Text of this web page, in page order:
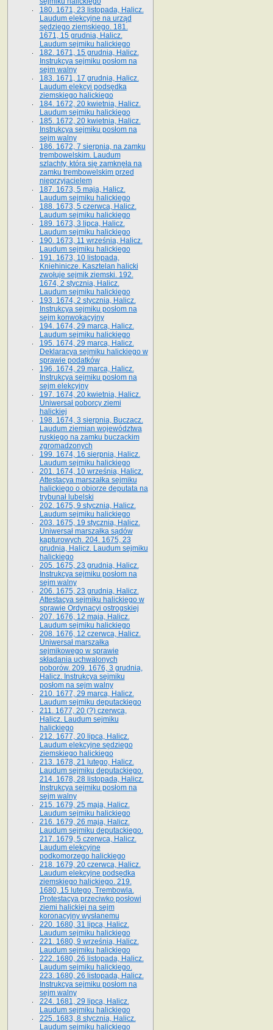
180. 1671, 23 listopada, Halicz.
Laudum elekcyjne na urząd
sędziego ziemskiego. 181.
1671, 15 grudnia, Halicz.
Laudum sejmiku halickiego
182. 1671, 15 grudnia, Halicz.
Instrukcya sejmiku posłom na
sejm walny
183. 1671, 17 grudnia, Halicz.
Laudum elekcyi podsędka
ziemskiego halickiego
184. 1672, 20 kwietnia, Halicz.
Laudum sejmiku halickiego
185. 1672, 20 kwietnia, Halicz.
Instrukcya sejmiku posłom na
sejm walny
186. 1672, 7 sierpnia, na zamku
trembowelskim. Laudum
szlachty, która się zamknęła na
zamku trembowelskim przed
nieprzyjacielem
187. 1673, 5 maja, Halicz.
Laudum sejmiku halickiego
188. 1673, 5 czerwca, Halicz.
Laudum sejmiku halickiego
189. 1673, 3 lipca, Halicz.
Laudum sejmiku halickiego
190. 1673, 11 września, Halicz.
Laudum sejmiku halickiego
191. 1673, 10 listopada,
Kniehinicze. Kasztelan halicki
zwołuje sejmik ziemski. 192.
1674, 2 stycznia, Halicz.
Laudum sejmiku halickiego
193. 1674, 2 stycznia, Halicz.
Instrukcya sejmiku posłom na
sejm konwokacyjny
194. 1674, 29 marca, Halicz.
Laudum sejmiku halickiego
195. 1674, 29 marca, Halicz.
Deklaracya sejmiku halickiego w
sprawie podatków
196. 1674, 29 marca, Halicz.
Instrukcya sejmiku posłom na
sejm elekcyjny
197. 1674, 20 kwietnia, Halicz.
Uniwersał poborcy ziemi
halickiej
198. 1674, 3 sierpnia, Buczacz.
Laudum ziemian województwa
ruskiego na zamku buczackim
zgromadzonych
199. 1674, 16 sierpnia, Halicz.
Laudum sejmiku halickiego
201. 1674, 10 września, Halicz.
Attestacya marszałka sejmiku
halickiego o obiorze deputata na
trybunał lubelski
202. 1675, 9 stycznia, Halicz.
Laudum sejmiku halickiego
203. 1675, 19 stycznia, Halicz.
Uniwersał marszałka sądów
kapturowych. 204. 1675, 23
grudnia, Halicz. Laudum sejmiku
halickiego
205. 1675, 23 grudnia, Halicz.
Instrukcya sejmiku posłom na
sejm walny
206. 1675, 23 grudnia, Halicz.
Attestacya sejmiku halickiego w
sprawie Ordynacyi ostrogskiej
207. 1676, 12 maja, Halicz.
Laudum sejmiku halickiego
208. 1676, 12 czerwca, Halicz.
Uniwersał marszałka
sejmikowego w sprawie
składania uchwalonych
poborów. 209. 1676, 3 grudnia,
Halicz. Instrukcya sejmiku
posłom na sejm walny
210. 1677, 29 marca, Halicz.
Laudum sejmiku deputackiego
211. 1677, 20 (?) czerwca,
Halicz. Laudum sejmiku
halickiego
212. 1677, 20 lipca, Halicz.
Laudum elekcyjne sędziego
ziemskiego halickiego
213. 1678, 21 lutego, Halicz.
Laudum sejmiku deputackiego.
214. 1678, 28 listopada, Halicz.
Instrukcya sejmiku posłom na
sejm walny
215. 1679, 25 maja, Halicz.
Laudum sejmiku halickiego
216. 1679, 26 maja, Halicz.
Laudum sejmiku deputackiego.
217. 1679, 5 czerwca, Halicz.
Laudum elekcyjne
podkomorzego halickiego
218. 1679, 20 czerwca, Halicz.
Laudum elekcyjne podsędka
ziemskiego halickiego. 219.
1680, 15 lutego, Trembowla.
Protestacya przeciwko posłowi
ziemi halickiej na sejm
koronacyjny wysłanemu
220. 1680, 31 lipca, Halicz.
Laudum sejmiku halickiego
221. 1680, 9 września, Halicz.
Laudum sejmiku halickiego
222. 1680, 26 listopada, Halicz.
Laudum sejmiku halickiego.
223. 1680, 26 listopada, Halicz.
Instrukcya sejmiku posłom na
sejm walny
224. 1681, 29 lipca, Halicz.
Laudum sejmiku halickiego
225. 1683, 8 stycznia, Halicz.
Laudum sejmiku halickiego